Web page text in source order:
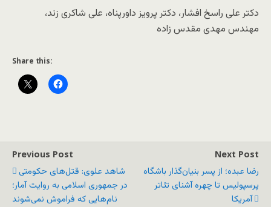
دکتر علی راسخ افشار، دکتر پرویز داورپناه، علی شاکری زند،
مهندس مهدی مقدس زاده
Share this:
Previous Post
شاهد علوی: قتل‌های حکومتی
در جمهوری اسلامی به روایت آمار؛
نام‌هایی که فراموش نمی‌شوند
Next Post
رضا عبده؛ از پسر بنیان‌گذار باشگاه
پرسپولیس تا چهره آشنای تئاتر
آمریکا